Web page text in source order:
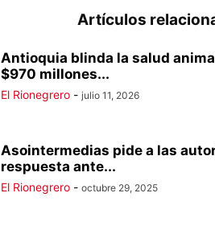
Artículos
Antioquia blinda la salud
$970 millones...
El Rionegrero - julio 11, 2026
Asointermedias pide a las
respuesta ante...
El Rionegrero - octubre 29, 2025